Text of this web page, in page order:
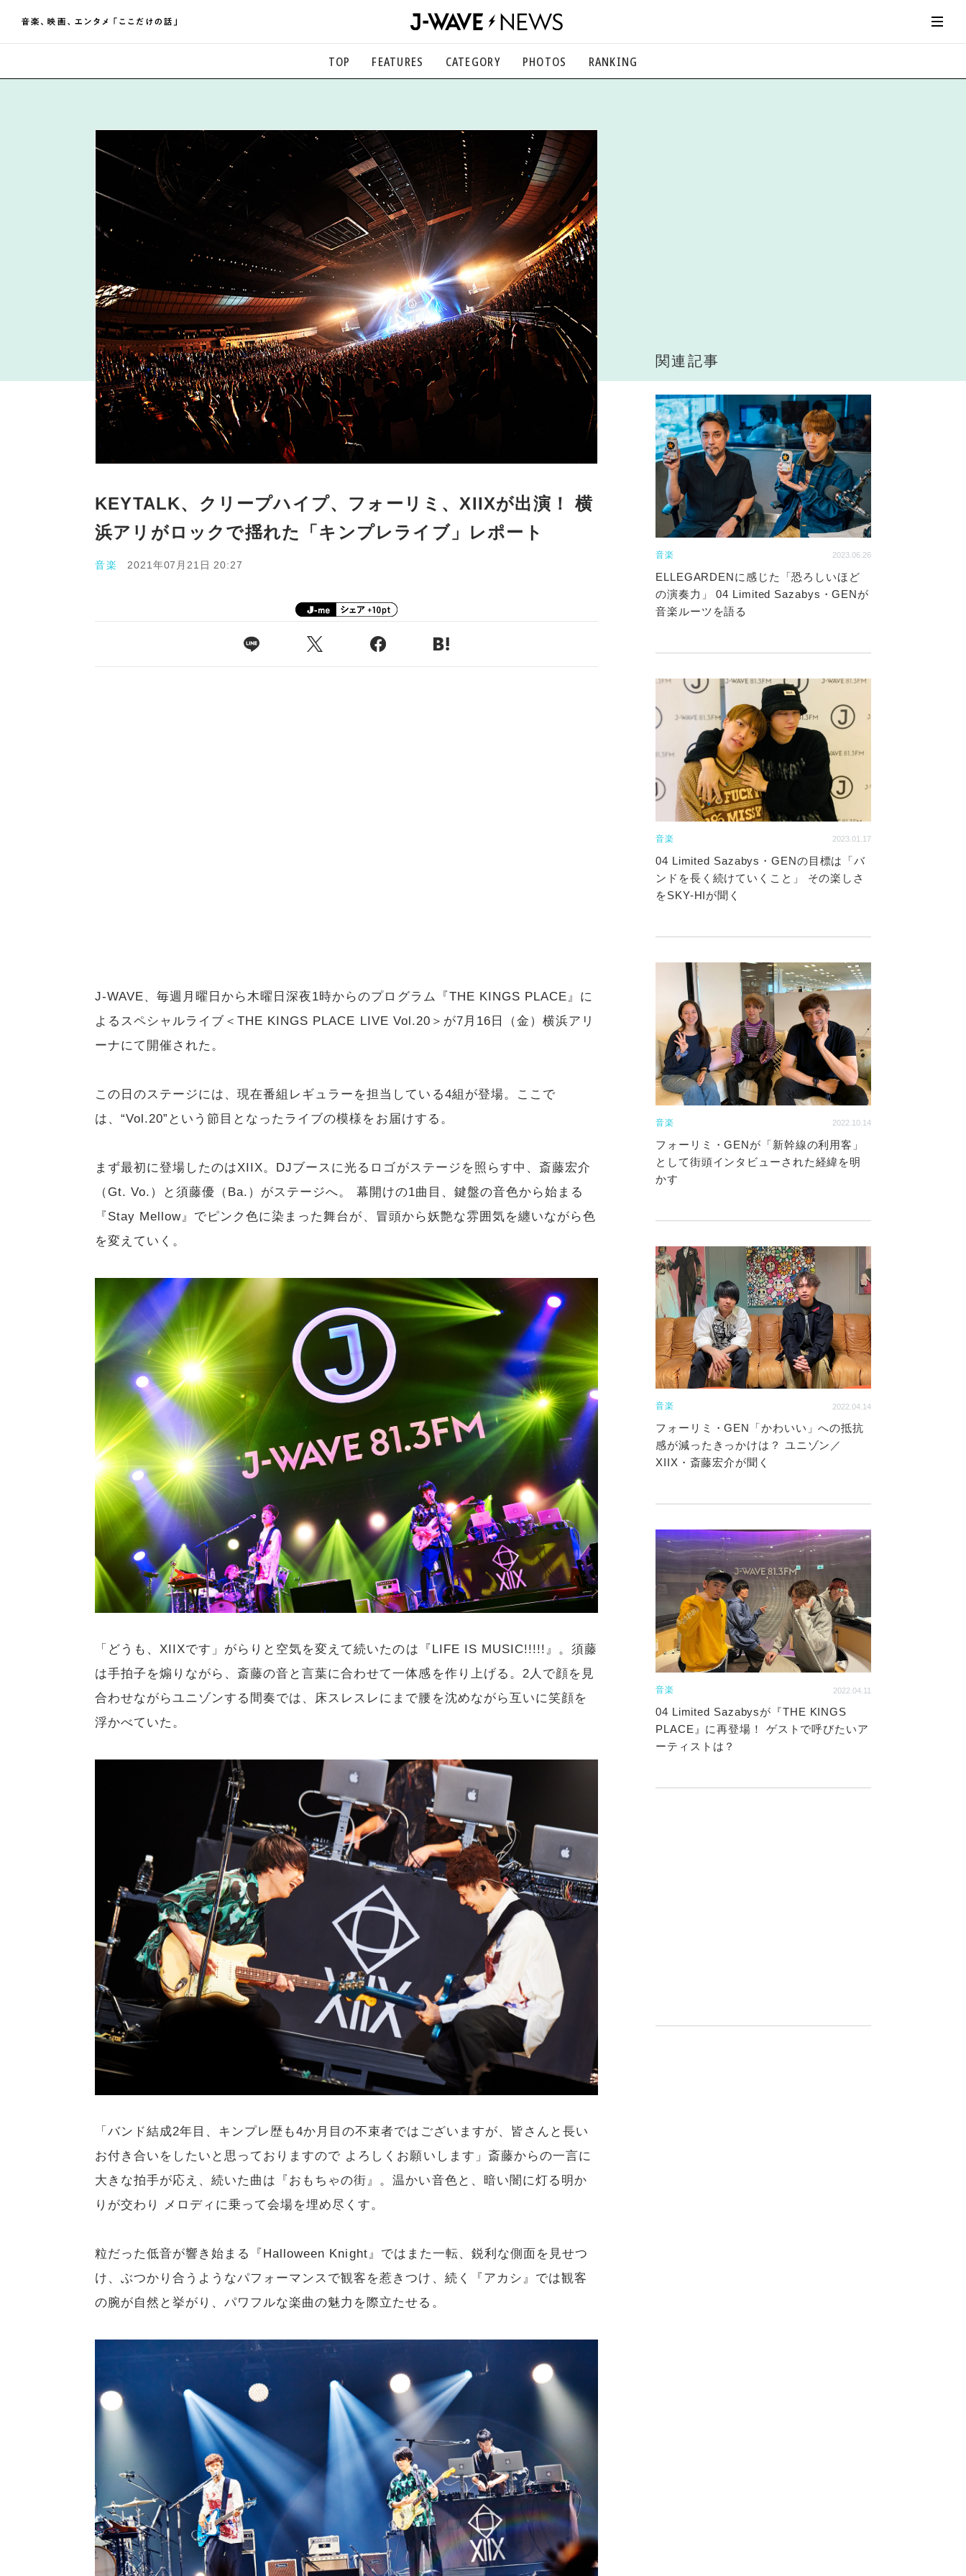
TOP FEATURES CATEGORY
映画、芸能、舞台、スポーツなど
カルチャー
アート、文芸、マンガなど
ライフスタイル
食、健康、美容…暮らし豊かに
社会
国内、海外の気になるトピック
PHOTOS RANKING
KEYTALK、クリープハイプ、フォーリミ、XIIXが出演！ 横
浜アリがロックで揺れた「キンプレライブ」レポート
音楽 2021年07月21日 20:27
J-WAVE、毎週月曜日から木曜日深夜1時からのプログラム『THE KINGS PLACE』に
よるスペシャルライブ＜THE KINGS PLACE LIVE Vol.20＞が7月16日（金）横浜アリ
ーナにて開催された。
この日のステージには、現在番組レギュラーを担当している4組が登場。ここで
は、“Vol.20”という節目となったライブの模様をお届けする。
まず最初に登場したのはXIIX。DJブースに光るロゴがステージを照らす中、斎藤宏介
（Gt. Vo.）と須藤優（Ba.）がステージへ。 幕開けの1曲目、鍵盤の音色から始まる
『Stay Mellow』でピンク色に染まった舞台が、冒頭から妖艶な雰囲気を纏いながら色
を変えていく。
「どうも、XIIXです」がらりと空気を変えて続いたのは『LIFE IS MUSIC!!!!!』。須藤
は手拍子を煽りながら、斎藤の音と言葉に合わせて一体感を作り上げる。2人で顔を見
合わせながらユニゾンする間奏では、床スレスレにまで腰を沈めながら互いに笑顔を
浮かべていた。
「バンド結成2年目、キンプレ歴も4か月目の不束者ではございますが、皆さんと長い
お付き合いをしたいと思っておりますので よろしくお願いします」斎藤からの一言に
大きな拍手が応え、続いた曲は『おもちゃの街』。温かい音色と、暗い闇に灯る明か
りが交わり メロディに乗って会場を埋め尽くす。
粒だった低音が響き始まる『Halloween Knight』ではまた一転、鋭利な側面を見せつ
け、ぶつかり合うようなパフォーマンスで観客を惹きつけ、続く『アカシ』では観客
の腕が自然と挙がり、パワフルな楽曲の魅力を際立たせる。
関連記事
音楽 2023.06.26
ELLEGARDENに感じた「恐ろしいほど
の演奏力」 04 Limited Sazabys・GENが
音楽ルーツを語る
音楽 2023.01.17
04 Limited Sazabys・GENの目標は「バ
ンドを長く続けていくこと」 その楽しさ
をSKY-HIが聞く
音楽 2022.10.14
フォーリミ・GENが「新幹線の利用客」
として街頭インタビューされた経緯を明
かす
音楽 2022.04.14
フォーリミ・GEN「かわいい」への抵抗
感が減ったきっかけは？ ユニゾン／
XIIX・斎藤宏介が聞く
音楽 2022.04.11
04 Limited Sazabysが『THE KINGS
PLACE』に再登場！ ゲストで呼びたいア
ーティストは？